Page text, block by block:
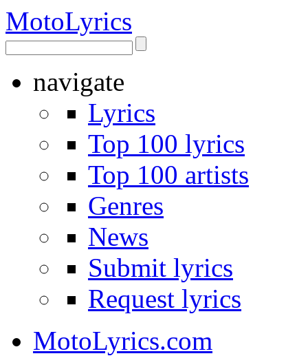
MotoLyrics
navigate
Lyrics
Top 100 lyrics
Top 100 artists
Genres
News
Submit lyrics
Request lyrics
MotoLyrics.com